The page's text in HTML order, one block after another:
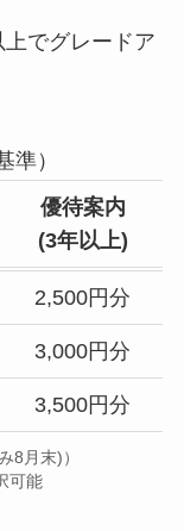
でグレードア
準）
優待案内
(3年以上)
2,500円分
3,000円分
3,500円分
8月末)）
可能